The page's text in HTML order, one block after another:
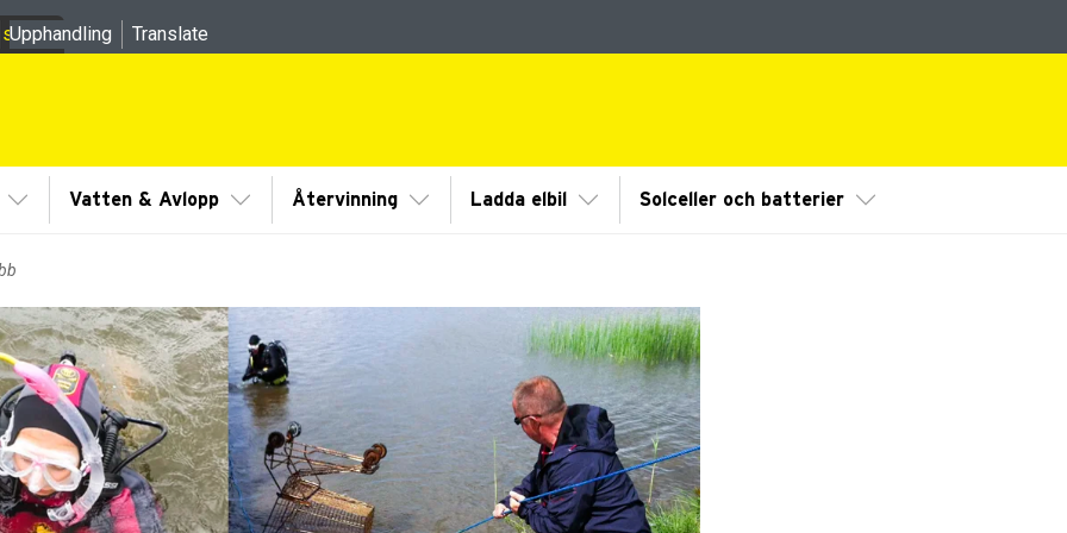
Visa/Göm undermeny
Vatten & Avlopp Visa/Göm undermeny
Återvinning Visa/Göm undermeny
Ladda elbil Visa/Göm undermeny
Solceller och batterier Visa/Göm undermeny
Upphandling Translate